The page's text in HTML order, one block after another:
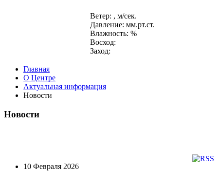
Ветер: , м/сек.
Давление: мм.рт.ст.
Влажность: %
Восход:
Заход:
Главная
О Центре
Актуальная информация
Новости
Новости
10 Февраля 2026